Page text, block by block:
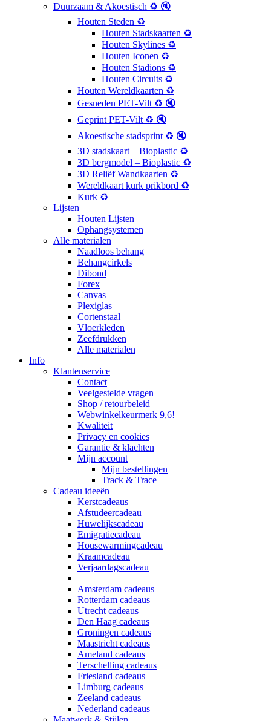
Duurzaam & Akoestisch ♻️ 🔇
Houten Steden ♻️
Houten Stadskaarten ♻️
Houten Skylines ♻️
Houten Iconen ♻️
Houten Stadions ♻️
Houten Circuits ♻️
Houten Wereldkaarten ♻️
Gesneden PET-Vilt ♻️ 🔇
Geprint PET-Vilt ♻️ 🔇
Akoestische stadsprint ♻️ 🔇
3D stadskaart – Bioplastic ♻️
3D bergmodel – Bioplastic ♻️
3D Reliëf Wandkaarten ♻️
Wereldkaart kurk prikbord ♻️
Kurk ♻️
Lijsten
Houten Lijsten
Ophangsystemen
Alle materialen
Naadloos behang
Behangcirkels
Dibond
Forex
Canvas
Plexiglas
Cortenstaal
Vloerkleden
Zeefdrukken
Alle materialen
Info
Klantenservice
Contact
Veelgestelde vragen
Shop / retourbeleid
Webwinkelkeurmerk 9,6!
Kwaliteit
Privacy en cookies
Garantie & klachten
Mijn account
Mijn bestellingen
Track & Trace
Cadeau ideeën
Kerstcadeaus
Afstudeercadeau
Huwelijkscadeau
Emigratiecadeau
Housewarmingcadeau
Kraamcadeau
Verjaardagscadeau
–
Amsterdam cadeaus
Rotterdam cadeaus
Utrecht cadeaus
Den Haag cadeaus
Groningen cadeaus
Maastricht cadeaus
Ameland cadeaus
Terschelling cadeaus
Friesland cadeaus
Limburg cadeaus
Zeeland cadeaus
Nederland cadeaus